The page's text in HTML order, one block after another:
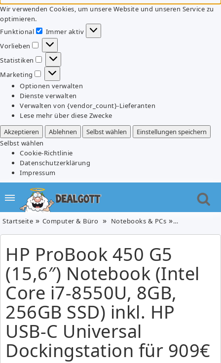
Wir verwenden Cookies, um unsere Website und unseren Service zu
optimieren.
Funktional
Funktional
Immer aktiv
Vorlieben
Vorlieben
Statistiken
Statistiken
Marketing
Marketing
Optionen verwalten
Dienste verwalten
Verwalten von {vendor_count}-Lieferanten
Lese mehr über diese Zwecke
Akzeptieren
Ablehnen Selbst wählen
Einstellungen speichern
Selbst wählen
Cookie-Richtlinie
Datenschutzerklärung
Impressum
Startseite Computer & Büro Notebooks & PCs HP ProBook
HP ProBook 450 G5
(15,6″) Notebook (Intel
Core i7-8550U, 8GB,
256GB SSD) inkl. HP
USB-C Universal
Dockingstation für 909€